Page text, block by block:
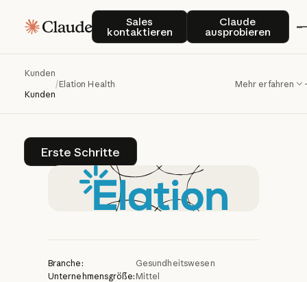
Sales
kontaktieren
Sales kontaktierenClaude
ausprobieren
Claude
Kunden
Kunden
/Elation Health Mehr erfahren
ElationHealthliefert
schnellereklinische
Erkenntnisse
Claude
Erste Schritte
Erste Schritte
Branche:
Gesundheitswesen
Unternehmensgröße: Mittel